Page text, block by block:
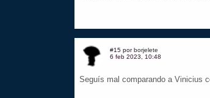
#15 porborjelete
6 feb 2023, 10:48
Seguís mal comparando a Vinicius